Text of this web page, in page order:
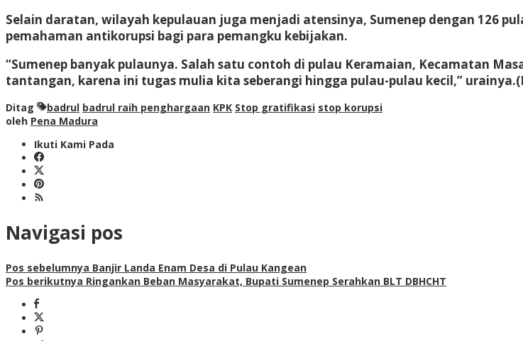
Selain daratan, wilayah kepulauan juga menjadi atensinya, Sumenep dengan 126
pemahaman antikorupsi bagi para pemangku kebijakan.
“Sumenep banyak pulaunya. Salah satu contoh di pulau Keramaian, Kecamatan
tantangan, karena ini tugas mulia kita seberangi hingga pulau-pulau kecil,” urainya.(
Ditag badrul badrul raih penghargaan KPK Stop gratifikasi stop korupsi
oleh Pena Madura
Ikuti Kami Pada
Navigasi pos
Pos sebelumnya Banjir Landa Enam Desa di Pulau Kangean
Pos berikutnya Ringankan Beban Masyarakat, Bupati Sumenep Serahkan BLT DBHCHT